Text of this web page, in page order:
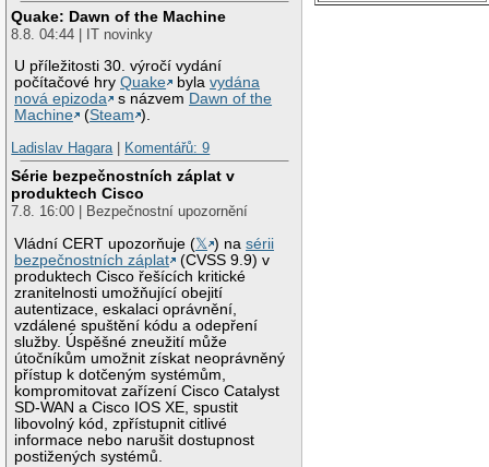
Quake: Dawn of the Machine
8.8. 04:44 | IT novinky
U příležitosti 30. výročí vydání
počítačové hryQuake bylavydána
nová epizoda
s názvem Dawn of the
Machine
(Steam ).
Ladislav Hagara
Komentářů: 9
Série bezpečnostních záplat v
produktech Cisco
7.8. 16:00 | Bezpečnostní upozornění
Vládní CERT upozorňuje (𝕏 ) nasérii
bezpečnostních záplat
(CVSS 9.9) v
produktech Cisco řešících kritické
zranitelnosti umožňující obejití
autentizace, eskalaci oprávnění,
vzdálené spuštění kódu a odepření
služby. Úspěšné zneužití může
útočníkům umožnit získat neoprávněný
přístup k dotčeným systémům,
kompromitovat zařízení Cisco Catalyst
SD-WAN a Cisco IOS XE, spustit
libovolný kód, zpřístupnit citlivé
informace nebo narušit dostupnost
postižených systémů.